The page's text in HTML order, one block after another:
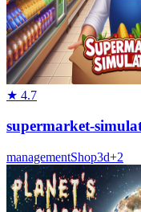
★ 4.7
supermarket-
managementShop3d+2